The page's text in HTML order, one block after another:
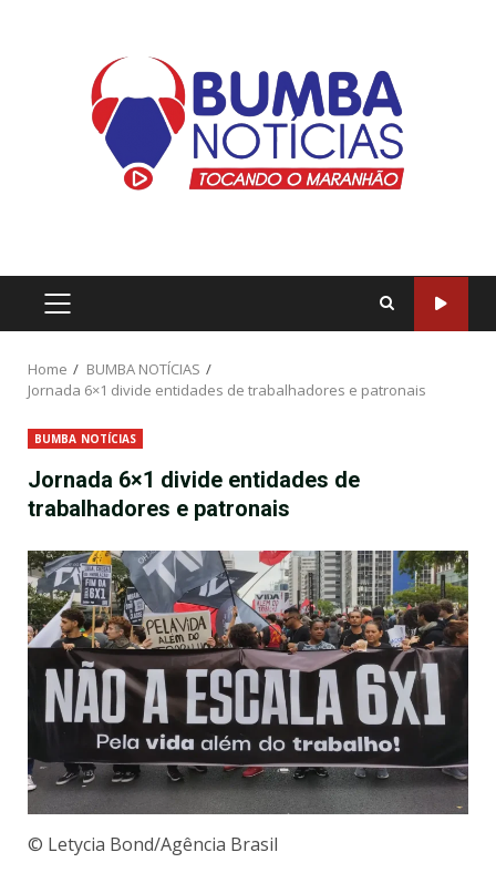
Home
BUMBA NOTÍCIAS
Jornada 6×1 divide entidades de trabalhadores e patronais
BUMBA NOTÍCIAS
Jornada 6×1 divide entidades de
trabalhadores e patronais
© Letycia Bond/Agência Brasil